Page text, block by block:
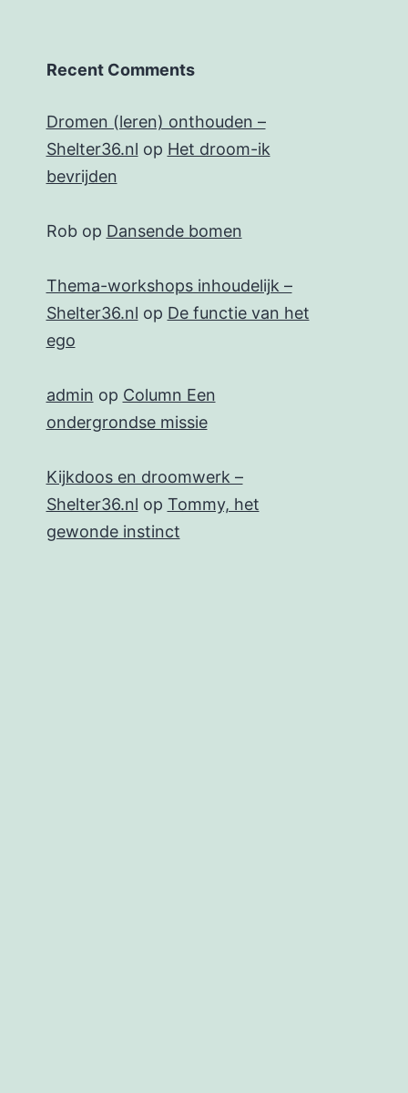
Recent Comments
Dromen (leren) onthouden –
Shelter36.nl op Het droom-ik
bevrijden
Robop Dansende bomen
Thema-workshops inhoudelijk –
Shelter36.nl op De functie van het
ego
admin op Column Een
ondergrondse missie
Kijkdoos en droomwerk –
Shelter36.nl op Tommy, het
gewonde instinct